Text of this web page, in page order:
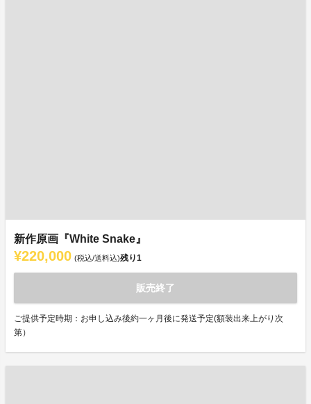
新作原画『White Snake』
¥220,000 (税込/送料込)残り1
販売終了
ご提供予定時期：お申し込み後約一ヶ月後に発送予定(額装出来上がり次
第）